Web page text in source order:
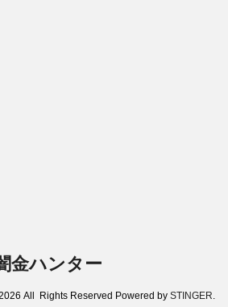
金ハンター
All Rights Reserved Powered by STINGER.